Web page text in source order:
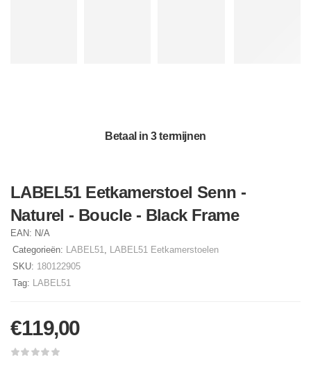
Betaal in 3 termijnen
LABEL51 Eetkamerstoel Senn -
Naturel - Boucle - Black Frame
EAN: N/A
Categorieën: LABEL51, LABEL51 Eetkamerstoelen
SKU: 180122905
Tag: LABEL51
€119,00